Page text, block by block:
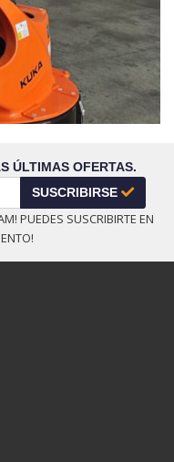
ÚLTIMAS OFERTAS.
SUSCRIBIRSE
PUEDES SUSCRIBIRTE EN